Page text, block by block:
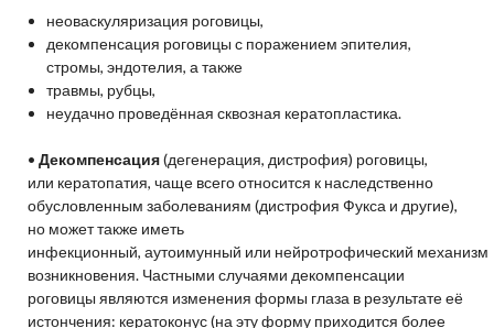
неоваскуляризация роговицы,
декомпенсация роговицы с поражением эпителия,
стромы, эндотелия, а также
травмы, рубцы,
неудачно проведённая сквозная кератопластика.
• Декомпенсация(дегенерация, дистрофия) роговицы,
или кератопатия, чаще всего относится к наследственно
обусловленным заболеваниям (дистрофия Фукса и другие),
но может также иметь
инфекционный, аутоимунный или нейротрофический механизм
возникновения. Частными случаями декомпенсации
роговицы являются изменения формы глаза в результате её
истончения: кератоконус (на эту форму приходится более